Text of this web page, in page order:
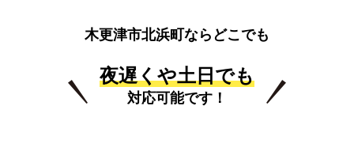
木更津市北浜町ならどこでも
夜遅くや土日でも
対応可能です！